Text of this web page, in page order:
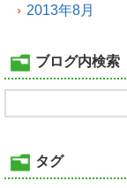
2013年8月
ブログ内検索
タグ